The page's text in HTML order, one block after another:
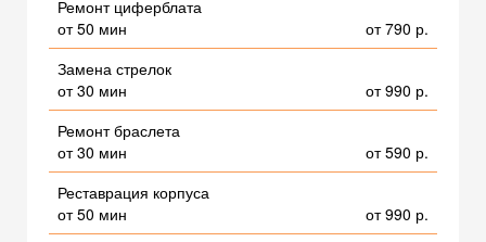
Ремонт циферблата
от 50 мин
от 790 р.
Замена стрелок
от 30 мин
от 990 р.
Ремонт браслета
от 30 мин
от 590 р.
Реставрация корпуса
от 50 мин
от 990 р.